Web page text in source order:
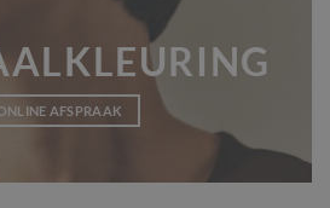
AFSPRAAK